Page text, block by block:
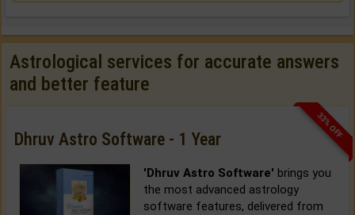
Astrological services for accurate answers
and better feature
33% OFF
Dhruv Astro Software - 1 Year
'Dhruv Astro Software' brings you
the most advanced astrology
software features, delivered from